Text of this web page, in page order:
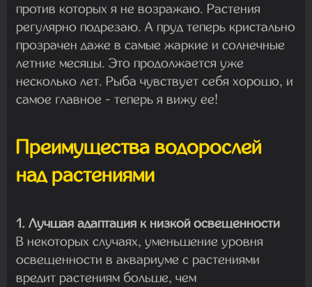
против которых я не возражаю. Растения
регулярно подрезаю. А пруд теперь кристально
прозрачен даже в самые жаркие и солнечные
летние месяцы. Это продолжается уже
несколько лет. Рыба чувствует себя хорошо, и
самое главное - теперь я вижу ее!
Преимущества водорослей
над растениями
1. Лучшая адаптация к низкой освещенности
В некоторых случаях, уменьшение уровня
освещенности в аквариуме с растениями
вредит растениям больше, чем